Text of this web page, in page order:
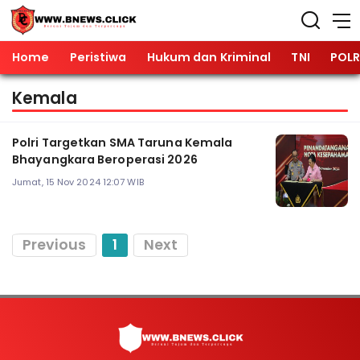
Home Peristiwa Hukum dan Kriminal TNI
Kemala
Polri Targetkan SMA Taruna Kemala
Bhayangkara Beroperasi 2026
Jumat, 15 Nov 2024 12:07 WIB
Previous 1 Next